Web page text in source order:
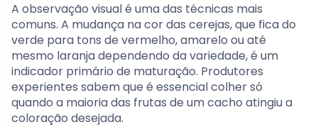
A observação visual é uma das técnicas mais
comuns. A mudança na cor das cerejas, que fica do
verde para tons de vermelho, amarelo ou até
mesmo laranja dependendo da variedade, é um
indicador primário de maturação. Produtores
experientes sabem que é essencial colher só
quando a maioria das frutas de um cacho atingiu a
coloração desejada.